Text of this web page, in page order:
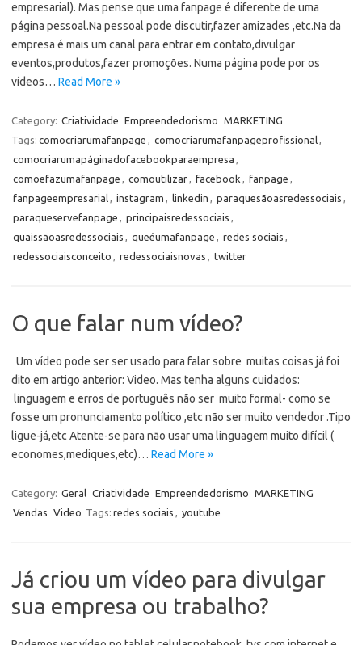
empresarial). Mas pense que uma fanpage é diferente de uma
página pessoal.Na pessoal pode discutir,fazer amizades ,etc.Na da
empresa é mais um canal para entrar em contato,divulgar
eventos,produtos,fazer promoções. Numa página pode por os
vídeos… Read More »
Category: Criatividade Empreendedorismo MARKETING
Tags: comocriarumafanpage , comocriarumafanpageprofissional,
comocriarumapáginadofacebookparaempresa ,
comoefazumafanpage , comoutilizar, facebook , fanpage ,
fanpageempresarial, instagram , linkedin , paraquesãoasredessociais ,
paraqueservefanpage , principaisredessociais ,
quaissãoasredessociais , queéumafanpage , redes sociais ,
redessociaisconceito , redessociaisnovas , twitter
O que falar num vídeo?
Um vídeo pode ser ser usado para falar sobre muitas coisas já foi
dito em artigo anterior: Video. Mas tenha alguns cuidados:
linguagem e erros de português não ser muito formal- como se
fosse um pronunciamento político ,etc não ser muito vendedor .Tipo
ligue-já,etc Atente-se para não usar uma linguagem muito difícil (
economes,mediques,etc)… Read More »
Category: Geral Criatividade Empreendedorismo MARKETING
Vendas Video Tags: redes sociais , youtube
Já criou um vídeo para divulgar
sua empresa ou trabalho?